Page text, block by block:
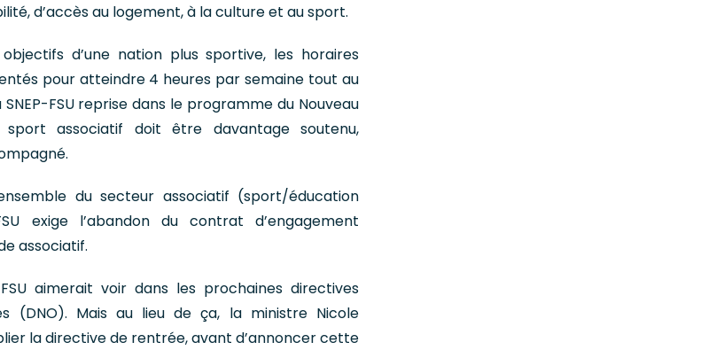
d’accès au logement, à la culture et au sport.
d’une nation plus sportive, les horaires
pour atteindre 4 heures par semaine tout au
FSU reprise dans le programme du Nouveau
associatif doit être davantage soutenu,
du secteur associatif (sport/éducation
exige l’abandon du contrat d’engagement
associatif.
aimerait voir dans les prochaines directives
(DNO). Mais au lieu de ça, la ministre Nicole
la directive de rentrée, avant d’annoncer cette